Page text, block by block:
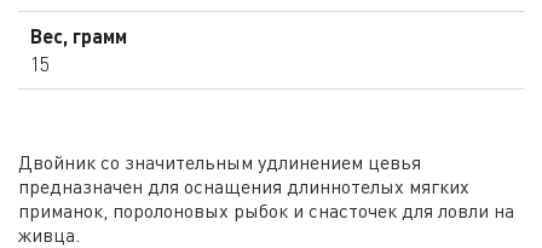
Вес, грамм
15
Двойник со значительным удлинением цевья
предназначен для оснащения длиннотелых мягких
приманок, поролоновых рыбок и снасточек для ловли на
живца.